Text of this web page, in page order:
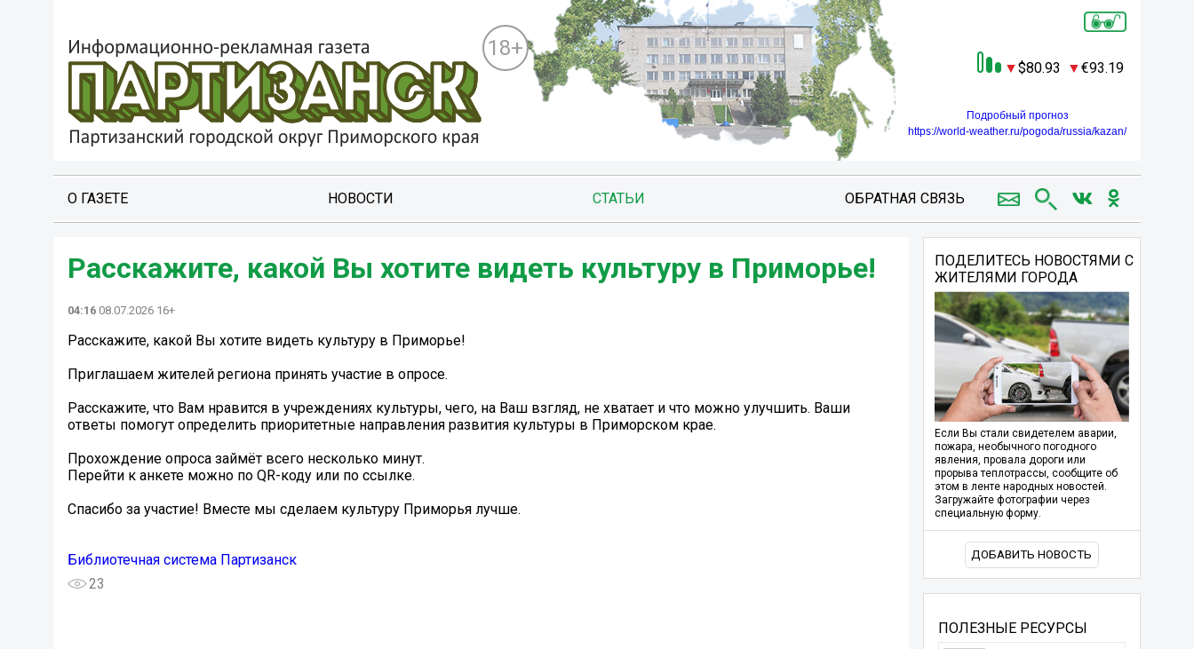
18+
80.93 93.19
Подробный прогноз
https://world-weather.ru/pogoda/russia/kazan/
О ГАЗЕТЕ НОВОСТИ СТАТЬИ ОБРАТНАЯ СВЯЗЬ
Расскажите, какой Вы хотите видеть культуру в Приморье!
04:16 08.07.2026 16+
Расскажите, какой Вы хотите видеть культуру в Приморье!
Приглашаем жителей региона принять участие в опросе.
Расскажите, что Вам нравится в учреждениях культуры, чего, на Ваш взгляд, не хватает и что можно улучшить. Ваши
ответы помогут определить приоритетные направления развития культуры в Приморском крае.
Прохождение опроса займёт всего несколько минут.
Перейти к анкете можно по QR-коду или по ссылке.
Спасибо за участие! Вместе мы сделаем культуру Приморья лучше.
Библиотечная система Партизанск
23
ПОДЕЛИТЕСЬ НОВОСТЯМИ С
ЖИТЕЛЯМИ ГОРОДА
Если Вы стали свидетелем аварии,
пожара, необычного погодного
явления, провала дороги или
прорыва теплотрассы, сообщите об
этом в ленте народных новостей.
Загружайте фотографии через
специальную форму.
ДОБАВИТЬ НОВОСТЬ
ПОЛЕЗНЫЕ РЕСУРСЫ